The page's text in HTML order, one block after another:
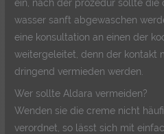
ein, nach der prozedur sollte
wasser sanft abgewaschen
eine konsultation an einen der
weitergeleitet, denn der kontakt
dringend vermieden werden.
Wer sollte Aldara vermeiden?
Wenden sie die creme nicht
verordnet, so lässt sich mit